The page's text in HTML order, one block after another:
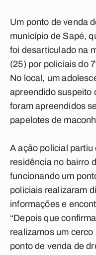
Um ponto de venda
município de Sapé,
foi desarticulado na
(25) por policiais do
No local, um
apreendido suspeito
foram apreendidos
papelotes de
A ação policial
residência no bairro
funcionando um
policiais realizaram
informações e
“Depois que
realizamos um
ponto de venda de